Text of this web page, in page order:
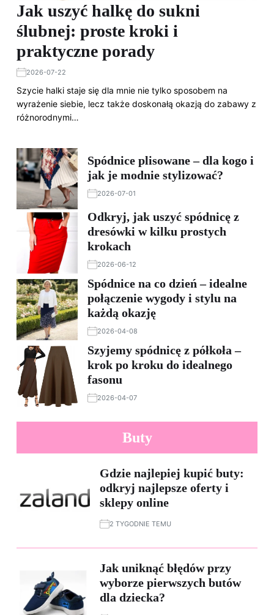
Jak uszyć halkę do sukni
ślubnej: proste kroki i
praktyczne porady
2026-07-22
Szycie halki staje się dla mnie nie tylko sposobem na
wyrażenie siebie, lecz także doskonałą okazją do zabawy z
różnorodnymi…
Spódnice plisowane – dla kogo i
jak je modnie stylizować?
2026-07-01
Odkryj, jak uszyć spódnicę z
dresówki w kilku prostych
krokach
2026-06-12
Spódnice na co dzień – idealne
połączenie wygody i stylu na
każdą okazję
2026-04-08
Szyjemy spódnicę z półkoła –
krok po kroku do idealnego
fasonu
2026-04-07
Buty
Gdzie najlepiej kupić buty:
odkryj najlepsze oferty i
sklepy online
2 TYGODNIE TEMU
Jak uniknąć błędów przy
wyborze pierwszych butów
dla dziecka?